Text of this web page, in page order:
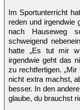
Im Sportunterricht
reden und irgendwie
nach Hauseweg
schweigend
hatte „Es tut mir
irgendwie geht das
zu rechtfertigen.
nicht extra machst,
besser. In den
glaube, du brauchst